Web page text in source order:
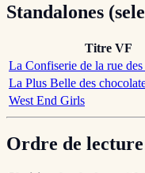
Standalones
Titre VF
La Confiserie de la rue des
La Plus Belle des
West End Girls
Ordre de